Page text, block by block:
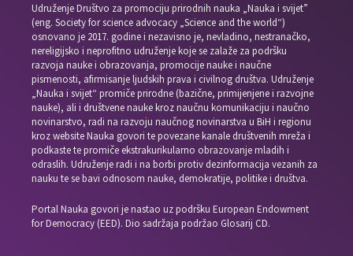
Udruženje Društvo za promociju prirodnih nauka „Nauka i svijet”
(eng. Society for science advocacy „Science and the world“)
osnovano je 2017. godine i nezavisno je, nevladino, nestranačko,
nereligijsko i neprofitno udruženje koje se zalaže za podršku
razvoja nauke i obrazovanja, promocije nauke i naučne
pismenosti, afirmisanje ljudskih prava i civilnog društva. Udruženje
„Nauka i svijet“ promiče prirodne (bazične, primijenjene i razvojne
nauke), ali i društvene nauke kroz naučnu komunikaciju i naučno
novinarstvo, radi na razvoju naučnog novinarstva u BiH i regionu
kroz website Nauka govori te povezane kanale društvenih mreža i
podkaste te promiče ekstrakurikularno obrazovanje mladih i
odraslih. Udruženje radi i na borbi protiv dezinformacija vezanih za
nauku te se bavi odnosom nauke, demokratije, politike i društva.
Portal Nauka govori je nastao uz podršku European Endowment
for Democracy (EED). Dio sadržaja podržao Glosarij CD.